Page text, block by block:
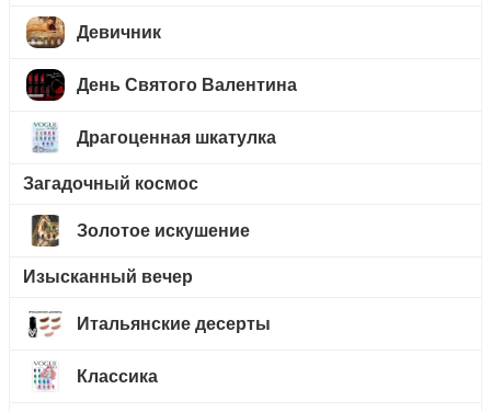
Девичник
День Святого Валентина
Драгоценная шкатулка
Загадочный космос
Золотое искушение
Изысканный вечер
Итальянские десерты
Классика